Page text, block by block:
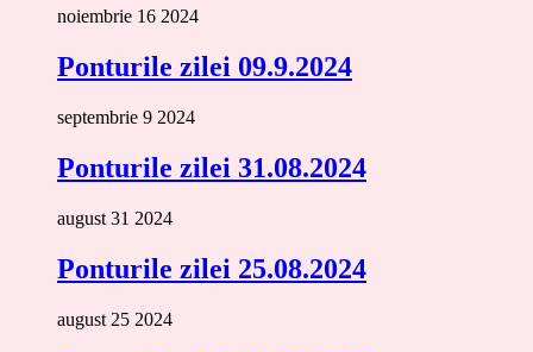
noiembrie 16 2024
Ponturile zilei 09.9.2024
septembrie 9 2024
Ponturile zilei 31.08.2024
august 31 2024
Ponturile zilei 25.08.2024
august 25 2024